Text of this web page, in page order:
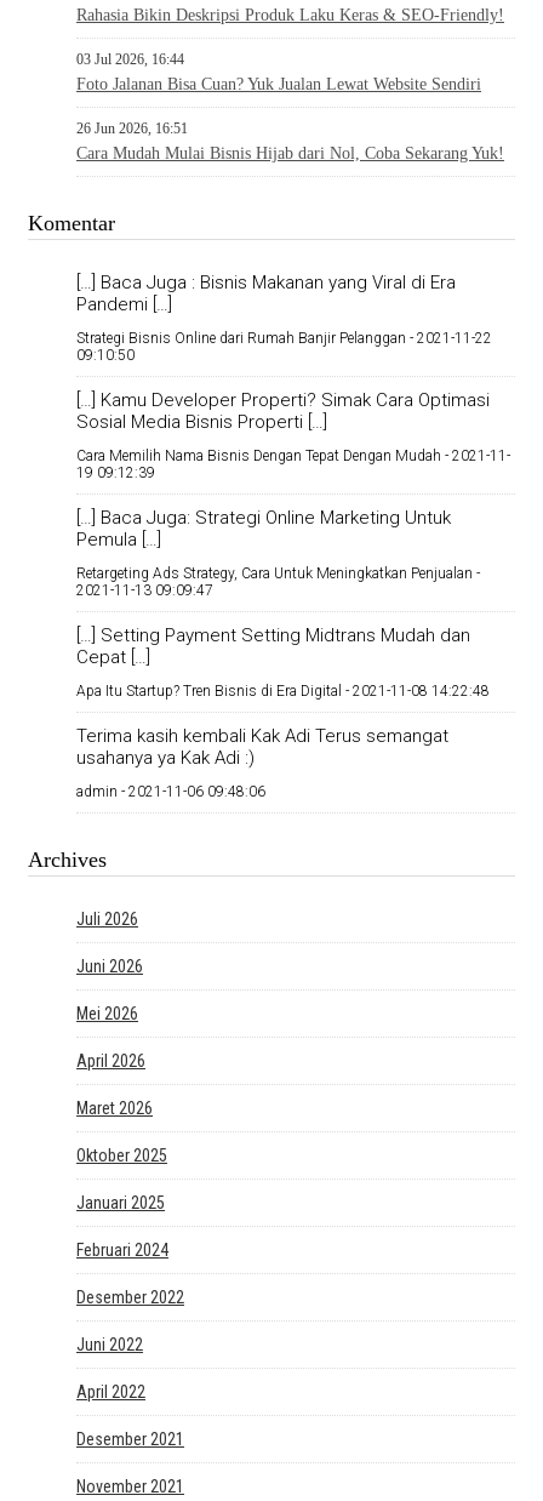
Rahasia Bikin Deskripsi Produk Laku Keras & SEO-Friendly!
03 Jul 2026, 16:44
Foto Jalanan Bisa Cuan? Yuk Jualan Lewat Website Sendiri
26 Jun 2026, 16:51
Cara Mudah Mulai Bisnis Hijab dari Nol, Coba Sekarang Yuk!
Komentar
[…] Baca Juga : Bisnis Makanan yang Viral di Era
Pandemi […]
Strategi Bisnis Online dari Rumah Banjir Pelanggan - 2021-11-22
09:10:50
[…] Kamu Developer Properti? Simak Cara Optimasi
Sosial Media Bisnis Properti […]
Cara Memilih Nama Bisnis Dengan Tepat Dengan Mudah - 2021-11-
19 09:12:39
[…] Baca Juga: Strategi Online Marketing Untuk
Pemula […]
Retargeting Ads Strategy, Cara Untuk Meningkatkan Penjualan -
2021-11-13 09:09:47
[…] Setting Payment Setting Midtrans Mudah dan
Cepat […]
Apa Itu Startup? Tren Bisnis di Era Digital - 2021-11-08 14:22:48
Terima kasih kembali Kak Adi Terus semangat
usahanya ya Kak Adi :)
admin - 2021-11-06 09:48:06
Archives
Juli 2026
Juni 2026
Mei 2026
April 2026
Maret 2026
Oktober 2025
Januari 2025
Februari 2024
Desember 2022
Juni 2022
April 2022
Desember 2021
November 2021